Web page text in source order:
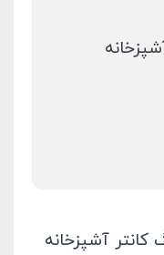
آشپزخانه